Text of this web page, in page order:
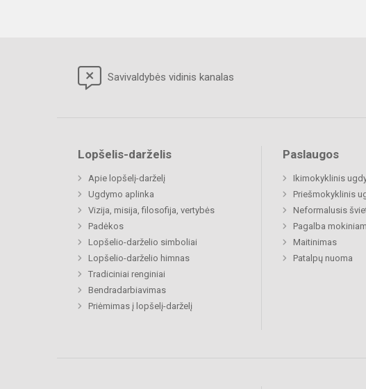
Savivaldybės vidinis kanalas
Lopšelis-darželis
Apie lopšelį-darželį
Ugdymo aplinka
Vizija, misija, filosofija, vertybės
Padėkos
Lopšelio-darželio simboliai
Lopšelio-darželio himnas
Tradiciniai renginiai
Bendradarbiavimas
Priėmimas į lopšelį-darželį
Paslaugos
Ikimokyklinis
Priešmokyklinis
Neformalusis
Pagalba
Maitinimas
Patalpų nuoma